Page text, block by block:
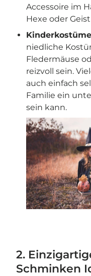
Accessoire im
Hexe oder
Kinderkostüme
niedliche
Fledermäuse
reizvoll sein.
auch einfach
Familie ein
sein kann.
2.
Schminken